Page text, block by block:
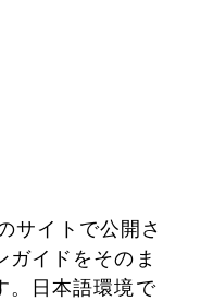
サイトで公開さ
イドをそのま
。日本語環境で